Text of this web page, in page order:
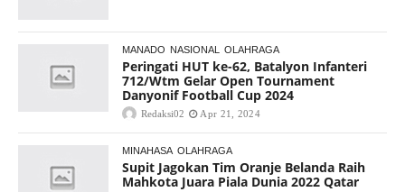
MANADO NASIONAL OLAHRAGA
Peringati HUT ke-62, Batalyon Infanteri
712/Wtm Gelar Open Tournament
Danyonif Football Cup 2024
Redaksi02 Apr 21, 2024
MINAHASA OLAHRAGA
Supit Jagokan Tim Oranje Belanda Raih
Mahkota Juara Piala Dunia 2022 Qatar